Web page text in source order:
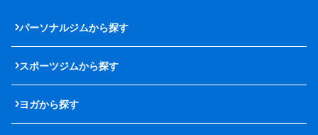
パーソナルジムから探す
スポーツジムから探す
ヨガから探す